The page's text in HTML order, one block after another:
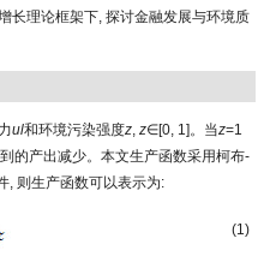
长理论框架下, 探讨金融发展与环境质
ul和环境污染强度z, z∈[0, 1]。当z=1
的产出减少。本文生产函数采用柯布-
, 则生产函数可以表示为:
(1)